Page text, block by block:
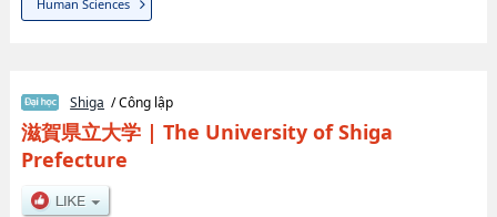
Human Sciences
Shiga / Công lập
滋賀県立大学| The University of Shiga
Prefecture